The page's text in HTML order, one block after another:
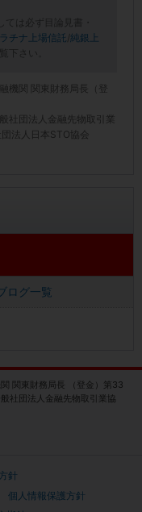
ログ一覧
ては必ず目論見書・
チナ上場信託 /純銀上
下さい。
機関 関東財務局長（登
社団法人金融先物取引業
法人日本STO協会
関東財務局長 （登金）第33
社団法人金融先物取引業協
針
個人情報保護方針